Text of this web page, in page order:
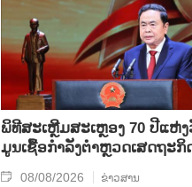
ພິທີສະເຫຼີມສະເຫຼອງ 70 ປີແຫ່
ມູນເຊື້ອກຳລັງຕຳຫຼວດເສດຖະກິ
08/08/2026 ຂ່າວສານ